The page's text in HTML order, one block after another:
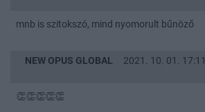
mnb is szitokszó, mind nyomorult bűnöző
NEW OPUS GLOBAL
2021. 10. 01. 17:11
👏👏👏👏👏